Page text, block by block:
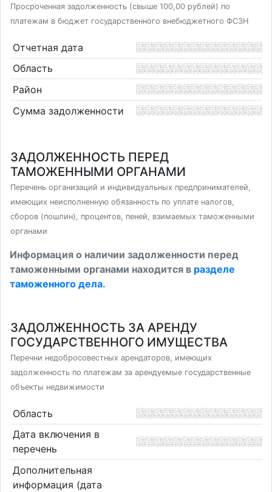
Просроченная задолженность (свыше 100,00 рублей) по
платежам в бюджет государственного внебюджетного ФСЗН
Отчетная дата
Область
Район
Сумма задолженности
ЗАДОЛЖЕННОСТЬ ПЕРЕД
ТАМОЖЕННЫМИ ОРГАНАМИ
Перечень организаций и индивидуальных предпринимателей,
имеющих неисполненную обязанность по уплате налогов,
сборов (пошлин), процентов, пеней, взимаемых таможенными
органами
Информация о наличии задолженности перед
таможенными органами находится в разделе
таможенного дела.
ЗАДОЛЖЕННОСТЬ ЗА АРЕНДУ
ГОСУДАРСТВЕННОГО ИМУЩЕСТВА
Перечни недобросовестных арендаторов, имеющих
задолженность по платежам за арендуемые государственные
объекты недвижимости
Область
Дата включения в
перечень
Дополнительная
информация (дата